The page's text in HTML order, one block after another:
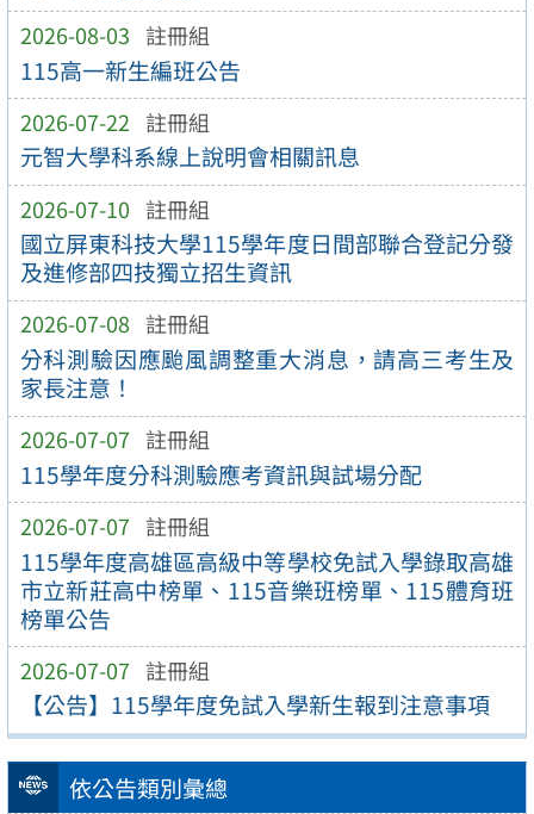
2026-08-03 註冊組
115高一新生編班公告
2026-07-22 註冊組
元智大學科系線上說明會相關訊息
2026-07-10 註冊組
國立屏東科技大學115學年度日間部聯合登記分發
及進修部四技獨立招生資訊
2026-07-08 註冊組
分科測驗因應颱風調整重大消息，請高三考生及
家長注意！
2026-07-07 註冊組
115學年度分科測驗應考資訊與試場分配
2026-07-07 註冊組
115學年度高雄區高級中等學校免試入學錄取高雄
市立新莊高中榜單、115音樂班榜單、115體育班
榜單公告
2026-07-07 註冊組
【公告】115學年度免試入學新生報到注意事項
依公告類別彙總